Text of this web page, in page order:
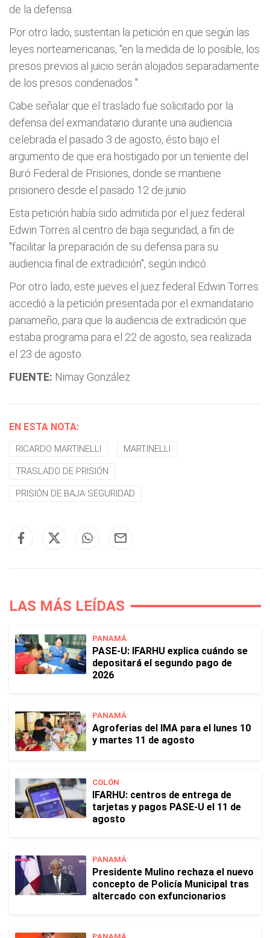
de la defensa.
Por otro lado, sustentan la petición en que según las
leyes norteamericanas, "en la medida de lo posible, los
presos previos al juicio serán alojados separadamente
de los presos condenados ".
Cabe señalar que el traslado fue solicitado por la
defensa del exmandatario durante una audiencia
celebrada el pasado 3 de agosto, ésto bajo el
argumento de que era hostigado por un teniente del
Buró Federal de Prisiones, donde se mantiene
prisionero desde el pasado 12 de junio.
Esta petición había sido admitida por el juez federal
Edwin Torres al centro de baja seguridad, a fin de
"facilitar la preparación de su defensa para su
audiencia final de extradición", según indicó.
Por otro lado, este jueves el juez federal Edwin Torres
accedió a la petición presentada por el exmandatario
panameño, para que la audiencia de extradición que
estaba programa para el 22 de agosto, sea realizada
el 23 de agosto.
FUENTE: Nimay González
EN ESTA NOTA:
RICARDO MARTINELLI MARTINELLI
TRASLADO DE PRISIÓN
PRISIÓN DE BAJA SEGURIDAD
LAS MÁS LEÍDAS
PANAMÁ
PASE-U: IFARHU explica cuándo se
depositará el segundo pago de
2026
PANAMÁ
Agroferias del IMA para el lunes 10
y martes 11 de agosto
COLÓN
IFARHU: centros de entrega de
tarjetas y pagos PASE-U el 11 de
agosto
PANAMÁ
Presidente Mulino rechaza el nuevo
concepto de Policía Municipal tras
altercado con exfuncionarios